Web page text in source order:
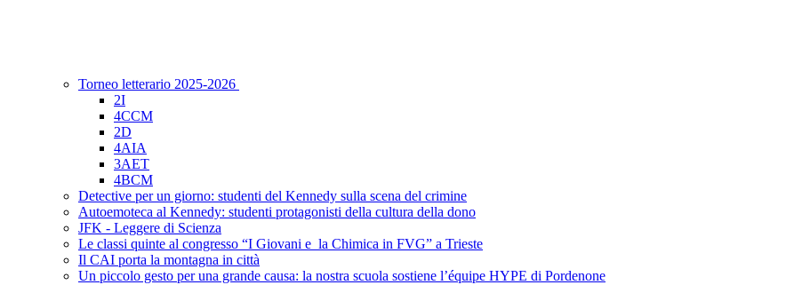
Torneo letterario 2025-2026
2I
4CCM
2D
4AIA
3AET
4BCM
Detective per un giorno: studenti del Kennedy sulla scena del crimine
Autoemoteca al Kennedy: studenti protagonisti della cultura della dono
JFK - Leggere di Scienza
Le classi quinte al congresso “I Giovani e la Chimica in FVG” a Trieste
Il CAI porta la montagna in città
Un piccolo gesto per una grande causa: la nostra scuola sostiene l’équipe HYPE di Pordenone